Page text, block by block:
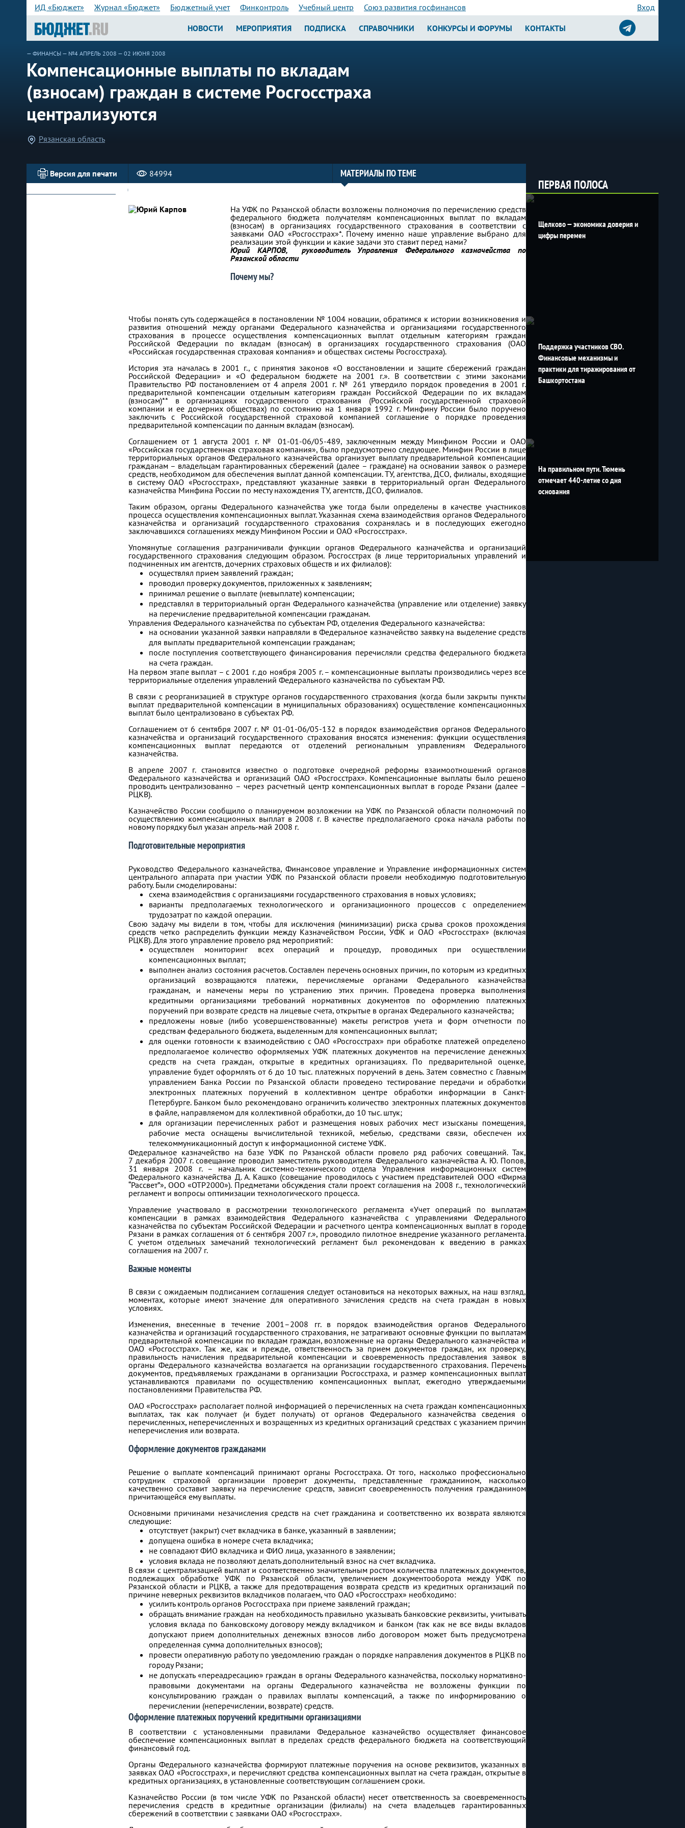
ИД «Бюджет» Журнал «Бюджет» Бюджетный учет Финконтроль Учебный центр Союз развития госфинансов Вход
НОВОСТИ МЕРОПРИЯТИЯ ПОДПИСКА СПРАВОЧНИКИ КОНКУРСЫ И ФОРУМЫ КОНТАКТЫ
— ФИНАНСЫ — №4 АПРЕЛЬ 2008 — 02 ИЮНЯ 2008
Компенсационные выплаты по вкладам
(взносам) граждан в системе Росгосстраха
централизуются
Рязанская область
Версия для печати 84994 МАТЕРИАЛЫ ПО ТЕМЕ
На УФК по Рязанской области возложены полномочия по перечислению средств
федерального бюджета получателям компенсационных выплат по вкладам
(взносам) в организациях государственного страхования в соответствии с
заявками ОАО «Росгосстрах»*. Почему именно наше управление выбрано для
реализации этой функции и какие задачи это ставит перед нами?
Юрий КАРПОВ,
руководитель Управления Федерального казначейства по
Рязанской области
Почему мы?
Чтобы понять суть содержащейся в постановлении № 1004 новации, обратимся к истории возникновения и
развития отношений между органами Федерального казначейства и организациями государственного
страхования в процессе осуществления компенсационных выплат отдельным категориям граждан
Российской Федерации по вкладам (взносам) в организациях государственного страхования (ОАО
«Российская государственная страховая компания» и обществах системы Росгосстраха).
История эта началась в 2001 г., с принятия законов «О восстановлении и защите сбережений граждан
Российской Федерации» и «О федеральном бюджете на 2001 г.». В соответствии с этими законами
Правительство РФ постановлением от 4 апреля 2001 г. № 261 утвердило порядок проведения в 2001 г.
предварительной компенсации отдельным категориям граждан Российской Федерации по их вкладам
(взносам)** в организациях государственного страхования (Российской государственной страховой
компании и ее дочерних обществах) по состоянию на 1 января 1992 г. Минфину России было поручено
заключить с Российской государственной страховой компанией соглашение о порядке проведения
предварительной компенсации по данным вкладам (взносам).
Соглашением от 1 августа 2001 г. № 01-01-06/05-489, заключенным между Минфином России и ОАО
«Российская государственная страховая компания», было предусмотрено следующее. Минфин России в лице
территориальных органов Федерального казначейства организует выплату предварительной компенсации
гражданам – владельцам гарантированных сбережений (далее – граждане) на основании заявок о размере
средств, необходимом для обеспечения выплат данной компенсации. ТУ, агентства, ДСО, филиалы, входящие
в систему ОАО «Росгосстрах», представляют указанные заявки в территориальный орган Федерального
казначейства Минфина России по месту нахождения ТУ, агентств, ДСО, филиалов.
Таким образом, органы Федерального казначейства уже тогда были определены в качестве участников
процесса осуществления компенсационных выплат. Указанная схема взаимодействия органов Федерального
казначейства и организаций государственного страхования сохранялась и в последующих ежегодно
заключавшихся соглашениях между Минфином России и ОАО «Росгосстрах».
Упомянутые соглашения разграничивали функции органов Федерального казначейства и организаций
государственного страхования следующим образом. Росгосстрах (в лице территориальных управлений и
подчиненных им агентств, дочерних страховых обществ и их филиалов):
осуществлял прием заявлений граждан;
проводил проверку документов, приложенных к заявлениям;
принимал решение о выплате (невыплате) компенсации;
представлял в территориальный орган Федерального казначейства (управление или отделение) заявку
на перечисление пред­варительной компенсации гражданам.
Управления Федерального казначейства по субъектам РФ, отделения Федерального казначейства:
на основании указанной заявки направляли в Федеральное казначейство заявку на выделение средств
для выплаты пред­варительной компенсации гражданам;
после поступления соответствующего финансирования перечисляли средства федерального бюджета
на счета граждан.
На первом этапе выплат – с 2001 г. до ноября 2005 г. – компенсационные выплаты производились через все
территориальные отделения управлений Федерального казначейства по субъектам РФ.
В связи с реорганизацией в структуре органов государственного страхования (когда были закрыты пункты
выплат предварительной компенсации в муниципальных образованиях) осуществление компенсационных
выплат было централизовано в субъектах РФ.
Соглашением от 6 сентября 2007 г. № 01-01-06/05-132 в порядок взаимодействия органов Федерального
казначейства и организаций государственного страхования вносятся изменения: функции осуществления
компенсационных выплат передаются от отделений региональным управлениям Федерального
казначейства.
В апреле 2007 г. становится известно о подготовке очередной реформы взаимоотношений органов
Федерального казначейства и организаций ОАО «Росгосстрах». Компенсационные выплаты было решено
проводить централизованно – через расчетный центр компенсационных выплат в городе Рязани (далее –
РЦКВ).
Казначейство России сообщило о планируемом возложении на УФК по Рязанской области полномочий по
осуществлению компенсационных выплат в 2008 г. В качестве предполагаемого срока начала работы по
новому порядку был указан апрель-май 2008 г.
Подготовительные мероприятия
Руководство Федерального казначейства, Финансовое управление и Управление информационных систем
центрального аппарата при участии УФК по Рязанской области провели необходимую подготовительную
работу. Были смоделированы:
схема взаимодействия с организациями государственного страхования в новых условиях;
варианты предполагаемых технологического и организационного процессов с определением
трудозатрат по каждой операции.
Свою задачу мы видели в том, чтобы для исключения (минимизации) рис­ка срыва сроков прохождения
средств четко распределить функции между Казначейством России, УФК и ОАО «Росгосстрах» (включая
РЦКВ). Для этого управление провело ряд мероприятий:
осуществлен мониторинг всех операций и процедур, проводимых при осуществлении
компенсационных выплат;
выполнен анализ состояния расчетов. Составлен перечень основных причин, по которым из кредитных
организаций возвращаются платежи, перечисляемые органами Федерального казначейства
гражданам, и намечены меры по устранению этих причин. Проведена проверка выполнения
кредитными организациями требований нормативных документов по оформлению платежных
поручений при возврате средств на лицевые счета, открытые в органах Федерального казначейства;
предложены новые (либо усовершенствованные) макеты регистров учета и форм отчетности по
средствам федерального бюджета, выделенным для компенсационных выплат;
для оценки готовности к взаимодействию с ОАО «Росгосстрах» при обработке платежей определено
предполагаемое количество оформляемых УФК платежных документов на перечисление денежных
средств на счета граждан, открытые в кредитных организациях. По предварительной оценке,
управление будет оформлять от 6 до 10 тыс. платежных поручений в день. Затем совместно с Главным
управлением Банка России по Рязанской области проведено тестирование передачи и обработки
электронных платежных поручений в коллективном центре обработки информации в Санкт-
Петербурге. Банком было рекомендовано ограничить количество электронных платежных документов
в файле, направляемом для коллективной обработки, до 10 тыс. штук;
для организации перечисленных работ и размещения новых рабочих мест изысканы помещения,
рабочие места оснащены вычислительной техникой, мебелью, средствами связи, обеспечен их
телекоммуникационный доступ к информационной системе УФК.
Федеральное казначейство на базе УФК по Рязанской области провело ряд рабочих совещаний. Так,
7 декабря 2007 г. совещание проводил заместитель руководителя Федерального казначейства А. Ю. Попов,
31 января 2008 г. – начальник системно-технического отдела Управления информационных систем
Федерального казначейства Д. А. Кашко (совещание проводилось с участием представителей ООО «Фирма
“Рассвет”», ООО «ОТР2000»). Предметами обсуждения стали проект соглашения на 2008 г., технологический
регламент и вопросы оптимизации технологического процесса.
Управление участвовало в рассмотрении технологического регламента «Учет операций по выплатам
компенсации в рамках взаимодействия Федерального казначейства с управлениями Федерального
казначейства по субъектам Российской Федерации и расчетного центра компенсационных выплат в городе
Рязани в рамках соглашения от 6 сентября 2007 г.», проводило пилотное внедрение указанного регламента.
С учетом отдельных замечаний технологический регламент был рекомендован к введению в рамках
соглашения на 2007 г.
Важные моменты
В связи с ожидаемым подписанием соглашения следует остановиться на некоторых важных, на наш взгляд,
моментах, которые имеют значение для оперативного зачисления средств на счета граждан в новых
условиях.
Изменения, внесенные в течение 2001–2008 гг. в порядок взаимодействия органов Федерального
казначейства и организаций государственного страхования, не затрагивают основные функции по выплатам
предварительной компенсации по вкладам граждан, возложенные на органы Федерального казначейства и
ОАО «Росгосстрах». Так же, как и прежде, ответственность за прием документов граждан, их проверку,
правильность начисления предварительной компенсации и своевременность предоставления заявок в
органы Федерального казначейства возлагается на организации государственного страхования. Перечень
документов, предъявляемых гражданами в организации Росгосстраха, и размер компенсационных выплат
устанавливаются правилами по осуществлению компенсационных выплат, ежегодно утверждаемыми
постановлениями Правительства РФ.
ОАО «Росгосстрах» располагает полной информацией о перечисленных на счета граждан компенсационных
выплатах, так как получает (и будет получать) от органов Федерального казначейства сведения о
перечисленных, неперечисленных и возращенных из кредитных организаций средствах с указанием причин
неперечисления или возврата.
Оформление документов гражданами
Решение о выплате компенсаций принимают органы Росгосстраха. От того, насколько профессионально
сотрудник страховой организации проверит документы, представленные гражданином, насколько
качественно составит заявку на перечисление средств, зависит своевременность получения гражданином
причитающейся ему выплаты.
Основными причинами незачисления средств на счет гражданина и соответственно их возврата являются
следующие:
отсутствует (закрыт) счет вкладчика в банке, указанный в заявлении;
допущена ошибка в номере счета вкладчика;
не совпадают ФИО вкладчика и ФИО лица, указанного в заявлении;
условия вклада не позволяют делать дополнительный взнос на счет вкладчика.
В связи с централизацией выплат и соответственно значительным ростом количества платежных документов,
подлежащих обработке УФК по Рязанской области, увеличением документооборота между УФК по
Рязанской области и РЦКВ, а также для предотвращения возврата средств из кредитных организаций по
причине неверных реквизитов вкладчиков полагаем, что ОАО «Росгосстрах» необходимо:
усилить контроль органов Росгосстраха при приеме заявлений граждан;
обращать внимание граждан на необходимость правильно указывать банковские реквизиты, учитывать
условия вклада по банковскому договору между вкладчиком и банком (так как не все виды вкладов
допускают прием дополнительных денежных взносов либо договором может быть предусмотрена
определенная сумма дополнительных взносов);
провести оперативную работу по уведомлению граждан о порядке направления документов в РЦКВ по
городу Рязани;
не допускать «переадресацию» граждан в органы Федерального казначейства, поскольку нормативно-
правовыми документами на органы Федерального казначейства не возложены функции по
консультированию граждан о правилах выплаты компенсаций, а также по информированию о
перечислении (неперечислении, возврате) средств.
Оформление платежных поручений кредитными организациями
В соответствии с установленными правилами Федеральное казначейство осуществляет финансовое
обеспечение компенсационных выплат в пределах средств федерального бюджета на соответствующий
финансовый год.
Органы Федерального казначейства формируют платежные поручения на основе реквизитов, указанных в
заявках ОАО «Росгосстрах», и перечисляют средства компенсационных выплат на счета граждан, открытые в
кредитных организациях, в установленные соответствующим соглашением сроки.
Казначейство России (в том числе УФК по Рязанской области) несет ответственность за своевременность
перечисления средств в кредитные организации (филиалы) на счета владельцев гарантированных
сбережений в соответствии с заявками ОАО «Росгосстрах».
ПЕРВАЯ ПОЛОСА
Щелково — экономика доверия и
цифры перемен
Поддержка участников СВО.
Финансовые механизмы и
практики для тиражирования от
Башкортостана
На правильном пути. Тюмень
отмечает 440-летие со дня
основания